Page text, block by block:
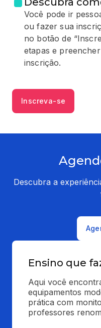
Você pode ir
ou fazer sua
no botão de
etapas e
inscrição.
Inscreva-se
Descubra a
Ensino que
Aqui você
equipamentos
prática com
professores